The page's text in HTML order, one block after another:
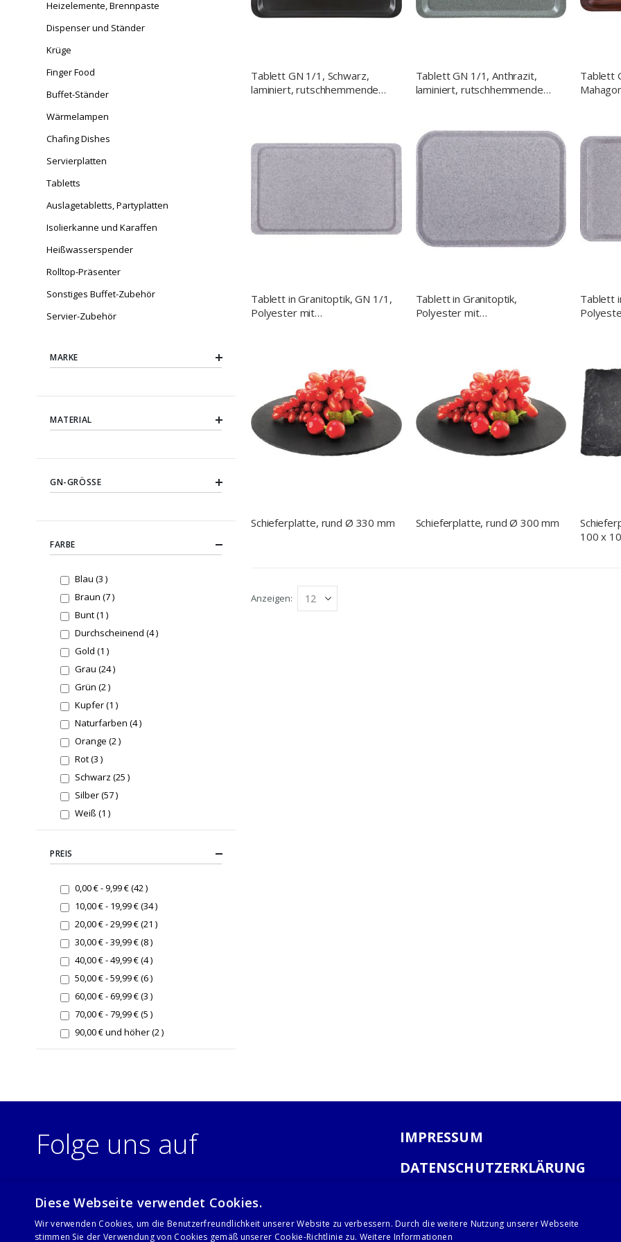
Tablett GN 1/1, Schwarz,
laminiert, rutschhemmende
Tablett GN 1/1, Anthrazit,
laminiert, rutschhemmende
Tablett
Tablett in Granitoptik, GN 1/1,
Polyester mit
Tablett in Granitoptik,
Polyester mit
Tablett
Schieferplatte, rund Ø 330 mm Schieferplatte, rund Ø 300 mm
100 x
Anzeigen
Heizelemente, Brennpaste
Dispenser und Ständer
Krüge
Finger Food
Buffet-Ständer
Wärmelampen
Chafing Dishes
Servierplatten
Tabletts
Auslagetabletts, Partyplatten
Isolierkanne und Karaffen
Heißwasserspender
Rolltop-Präsenter
Sonstiges Buffet-Zubehör
Servier-Zubehör
MARKE
MATERIAL
GN-GRÖSSE
FARBE
Blau 3 items
Braun 7items
Bunt 1 item
Durchscheinend 4items
Gold 1 item
Grau 24items
Grün 2items
Kupfer 1 item
Naturfarben 4items
Orange 2items
Rot 3 items
Schwarz 25 items
Silber 57items
Weiß 1 item
PREIS
0,00 €-9,99 € 42items
10,00 €- 19,99 € 34items
20,00 €-29,99 € 21 items
30,00 €-39,99 € 8items
40,00 €-49,99 € 4items
50,00 €-59,99 € 6items
60,00 €-69,99 € 3 items
70,00 €-79,99 € 5 items
90,00 €und höher 2items
Folge uns auf
IMPRESSUM
DATENSCHUTZERKLÄRUNG
Diese Webseite verwendet Cookies.
Wir verwenden Cookies, um die Benutzerfreundlichkeit unserer Website zu verbessern. Durch die weitere Nutzung unserer Webseite
stimmen Sie der Verwendung von Cookies gemäß unserer Cookie-Richtlinie zu. Weitere Informationen